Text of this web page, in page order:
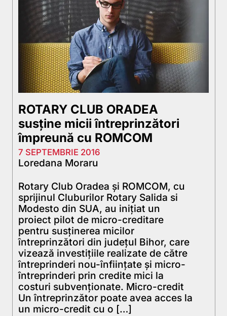
ROTARY CLUB ORADEA
susține micii întreprinzători
împreună cu ROMCOM
7 SEPTEMBRIE 2016
Loredana Moraru
Rotary Club Oradea și ROMCOM, cu
sprijinul Cluburilor Rotary Salida si
Modesto din SUA, au inițiat un
proiect pilot de micro-creditare
pentru susținerea micilor
întreprinzători din județul Bihor, care
vizează investiţiile realizate de către
întreprinderi nou-înfiinţate şi micro-
întreprinderi prin credite mici la
costuri subvenționate. Micro-credit
Un întreprinzător poate avea acces la
un micro-credit cu o […]